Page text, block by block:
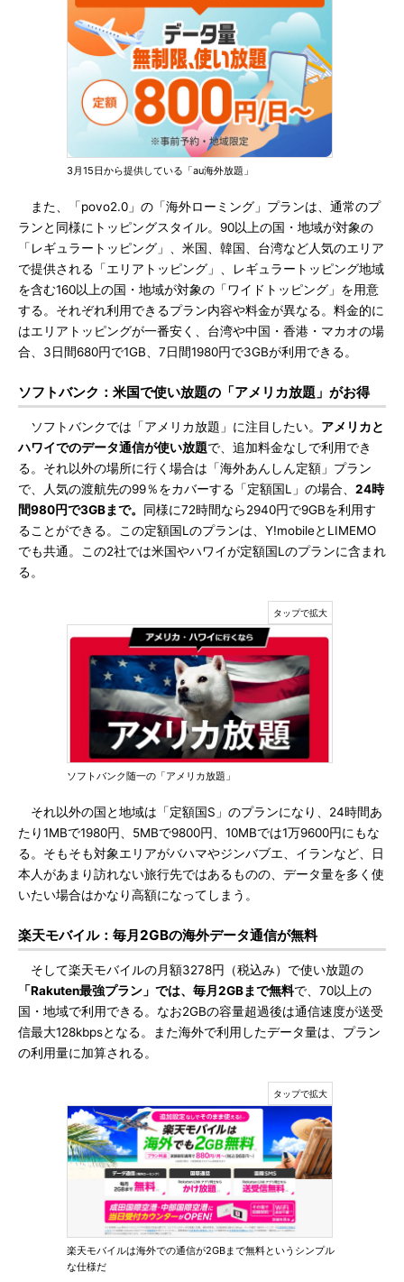
3月15日から提供している「au海外放題」
また、「povo2.0」の「海外ローミング」プランは、通常のプ
ランと同様にトッピングスタイル。90以上の国・地域が対象の
「レギュラートッピング」、米国、韓国、台湾など人気のエリア
で提供される「エリアトッピング」、レギュラートッピング地域
を含む160以上の国・地域が対象の「ワイドトッピング」を用意
する。それぞれ利用できるプラン内容や料金が異なる。料金的に
はエリアトッピングが一番安く、台湾や中国・香港・マカオの場
合、3日間680円で1GB、7日間1980円で3GBが利用できる。
ソフトバンク：米国で使い放題の「アメリカ放題」がお得
ソフトバンクでは「アメリカ放題」に注目したい。 アメリカと
ハワイでのデータ通信が使い放題で、追加料金なしで利用でき
る。それ以外の場所に行く場合は「海外あんしん定額」プラン
で、人気の渡航先の99％をカバーする「定額国L」の場合、 24時
間980円で3GBまで。 同様に72時間なら2940円で9GBを利用す
ることができる。この定額国Lのプランは、Y!mobileとLIMEMO
でも共通。この2社では米国やハワイが定額国Lのプランに含まれ
る。
ソフトバンク随一の「アメリカ放題」
それ以外の国と地域は「定額国S」のプランになり、24時間あ
たり1MBで1980円、5MBで9800円、10MBでは1万9600円にもな
る。そもそも対象エリアがバハマやジンバブエ、イランなど、日
本人があまり訪れない旅行先ではあるものの、データ量を多く使
いたい場合はかなり高額になってしまう。
楽天モバイル：毎月2GBの海外データ通信が無料
そして楽天モバイルの月額3278円（税込み）で使い放題の
「Rakuten最強プラン」では、毎月2GBまで無料で、70以上の
国・地域で利用できる。なお2GBの容量超過後は通信速度が送受
信最大128kbpsとなる。また海外で利用したデータ量は、プラン
の利用量に加算される。
楽天モバイルは海外での通信が2GBまで無料というシンプル
な仕様だ